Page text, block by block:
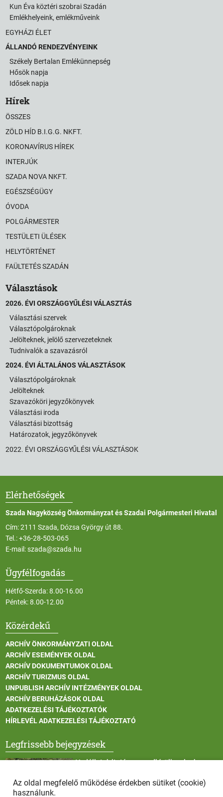
Kun Éva köztéri szobrai Szadán
Emlékhelyeink, emlékműveink
EGYHÁZI ÉLET
ÁLLANDÓ RENDEZVÉNYEINK
Székely Bertalan Emlékünnepség
Hősök napja
Idősek napja
Hírek
ÖSSZES
ZÖLD HÍD B.I.G.G. NKFT.
KORONAVÍRUS HÍREK
INTERJÚK
SZADA NOVA NKFT.
EGÉSZSÉGÜGY
ÓVODA
POLGÁRMESTER
TESTÜLETI ÜLÉSEK
HELYTÖRTÉNET
FAÜLTETÉS SZADÁN
Választások
2026. ÉVI ORSZÁGGYŰLÉSI VÁLASZTÁS
Választási szervek
Választópolgároknak
Jelölteknek, jelölő szervezeteknek
Tudnivalók a szavazásról
2024. ÉVI ÁLTALÁNOS VÁLASZTÁSOK
Választópolgároknak
Jelölteknek
Szavazóköri jegyzőkönyvek
Választási iroda
Választási bizottság
Határozatok, jegyzőkönyvek
2022. ÉVI ORSZÁGGYŰLÉSI VÁLASZTÁSOK
Elérhetőségek
Szada Nagyközség Önkormányzat és Szadai Polgármesteri Hivatal
Cím: 2111 Szada, Dózsa György út 88.
Tel.:+36-28-503-065
E-mail:szada@szada.hu
Ügyfélfogadás
Hétfő-Szerda: 8.00-16.00
Péntek: 8.00-12.00
Közérdekű
ARCHÍV ÖNKORMÁNYZATI OLDAL
ARCHÍV ESEMÉNYEK OLDAL
ARCHÍV DOKUMENTUMOK OLDAL
ARCHÍV TURIZMUS OLDAL
UNPUBLISH ARCHÍV INTÉZMÉNYEK OLDAL
ARCHÍV BERUHÁZÁSOK OLDAL
ADATKEZELÉSI TÁJÉKOZTATÓK
HÍRLEVÉL ADATKEZELÉSI TÁJÉKOZTATÓ
Legfrissebb bejegyzések
Vadállatok itatása a rendkívüli melegben
Az oldal megfelelő működése érdekben sütiket (cookie)
használunk.